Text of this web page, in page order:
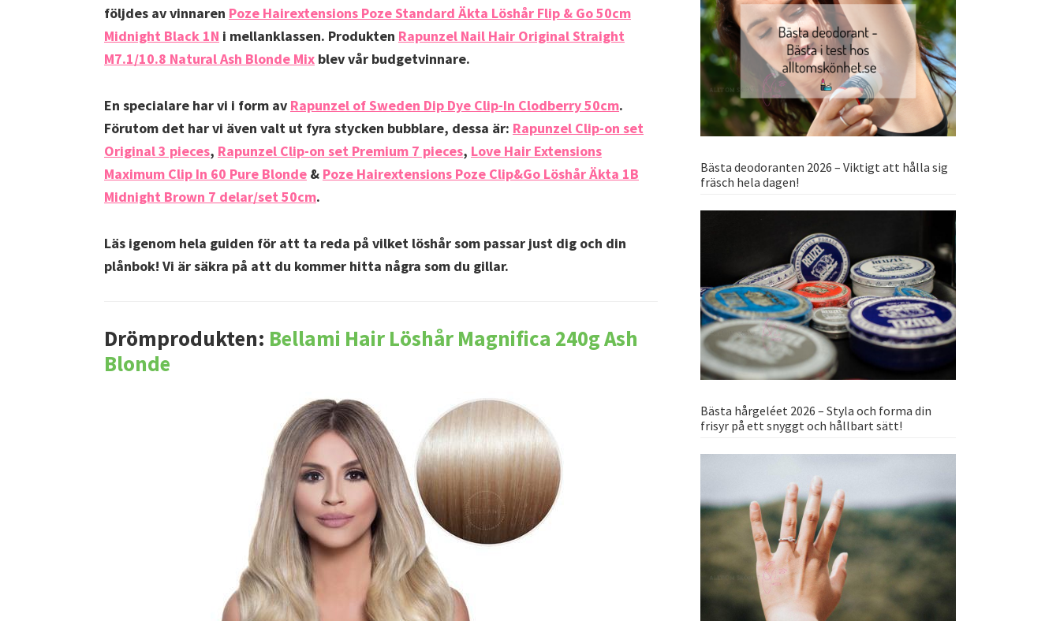
följdes av vinnaren Poze Hairextensions Poze Standard Äkta Löshår Flip & Go 50cm
Midnight Black 1N i mellanklassen. Produkten Rapunzel Nail Hair Original Straight
M7.1/10.8 Natural Ash Blonde Mix blev vår budgetvinnare.
En specialare har vi i form av Rapunzel of Sweden Dip Dye Clip-In Clodberry 50cm.
Förutom det har vi även valt ut fyra stycken bubblare, dessa är: Rapunzel Clip-on set
Original 3 pieces, Rapunzel Clip-on set Premium 7 pieces, Love Hair Extensions
Maximum Clip In 60 Pure Blonde & Poze Hairextensions Poze Clip&Go Löshår Äkta 1B
Midnight Brown 7 delar/set 50cm.
Läs igenom hela guiden för att ta reda på vilket löshår som passar just dig och din
plånbok! Vi är säkra på att du kommer hitta några som du gillar.
Drömprodukten: Bellami Hair Löshår Magnifica 240g Ash
Blonde
Bästa deodoranten 2026 – Viktigt att hålla sig
fräsch hela dagen!
Bästa hårgeléet 2026 – Styla och forma din
frisyr på ett snyggt och hållbart sätt!